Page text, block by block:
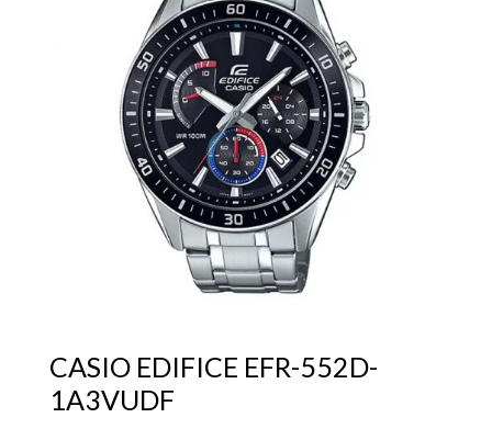
CASIO EDIFICE EFR-552D-
1A3VUDF